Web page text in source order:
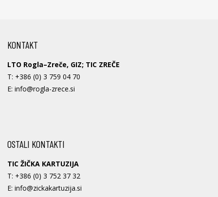
KONTAKT
LTO Rogla–Zreče, GIZ; TIC ZREČE
T: +386 (0) 3 759 04 70
E: info@rogla-zrece.si
OSTALI KONTAKTI
TIC ŽIČKA KARTUZIJA
T: +386 (0) 3 752 37 32
E: info@zickakartuzija.si